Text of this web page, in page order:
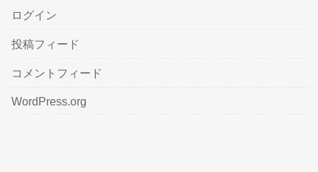
ログイン
投稿フィード
コメントフィード
WordPress.org